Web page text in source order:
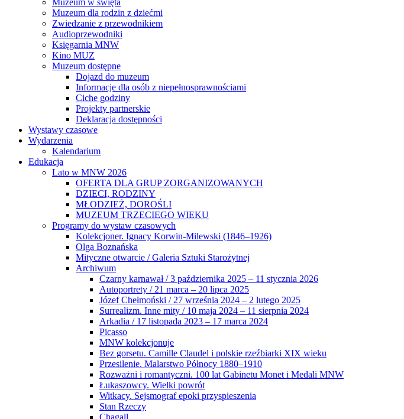
Muzeum w święta
Muzeum dla rodzin z dziećmi
Zwiedzanie z przewodnikiem
Audioprzewodniki
Księgarnia MNW
Kino MUZ
Muzeum dostępne
Dojazd do muzeum
Informacje dla osób z niepełnosprawnościami
Ciche godziny
Projekty partnerskie
Deklaracja dostępności
Wystawy czasowe
Wydarzenia
Kalendarium
Edukacja
Lato w MNW 2026
OFERTA DLA GRUP ZORGANIZOWANYCH
DZIECI, RODZINY
MŁODZIEŻ, DOROŚLI
MUZEUM TRZECIEGO WIEKU
Programy do wystaw czasowych
Kolekcjoner. Ignacy Korwin-Milewski (1846–1926)
Olga Boznańska
Mityczne otwarcie / Galeria Sztuki Starożytnej
Archiwum
Czarny karnawał / 3 października 2025 – 11 stycznia 2026
Autoportrety / 21 marca – 20 lipca 2025
Józef Chełmoński / 27 września 2024 – 2 lutego 2025
Surrealizm. Inne mity / 10 maja 2024 – 11 sierpnia 2024
Arkadia / 17 listopada 2023 – 17 marca 2024
Picasso
MNW kolekcjonuje
Bez gorsetu. Camille Claudel i polskie rzeźbiarki XIX wieku
Przesilenie. Malarstwo Północy 1880–1910
Rozważni i romantyczni. 100 lat Gabinetu Monet i Medali MNW
Łukaszowcy. Wielki powrót
Witkacy. Sejsmograf epoki przyspieszenia
Stan Rzeczy
Chagall